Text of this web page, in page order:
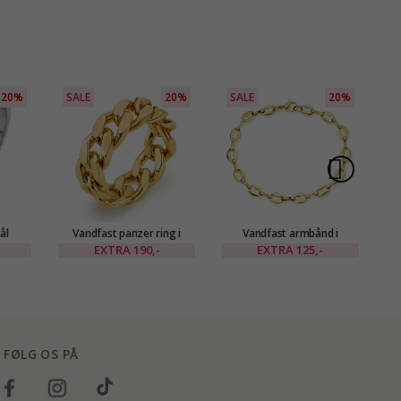
20% SALE 20%
Vandfast panzer ring i
forgyldt stål
EXTRA 190,-
SALE 20%
Vandfast armbånd i
forgyldt stål x 5,5 mm
EXTRA 125,-
FØLG OS PÅ